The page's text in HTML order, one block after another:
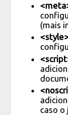
(mais
caso o